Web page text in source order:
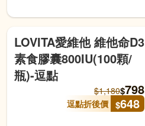
LOVITA愛維他 維他命D3
素食膠囊800IU(100顆/
瓶)-逗點
$1,180$798
逗點折後價 $648